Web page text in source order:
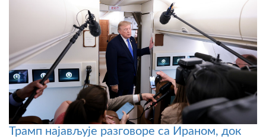
Трамп најављује разговоре са Ираном, док